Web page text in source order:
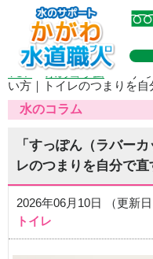
TOP>水のコラム >
い方｜トイレのつまりを自
水のコラム
「すっぽん（ラバー
レのつまりを自分で直
2026年06月10日 （更新
トイレ